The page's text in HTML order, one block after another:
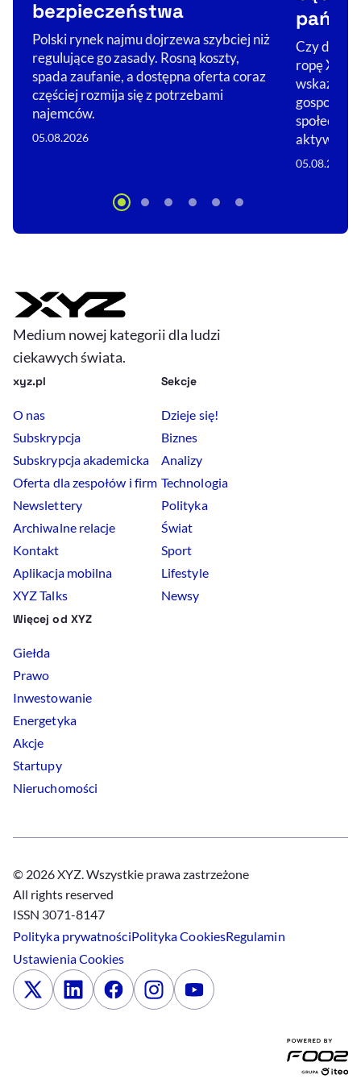
bezpieczeństwa
Polski rynek najmu dojrzewa szybciej niż
regulujące go zasady. Rosną koszty,
spada zaufanie, a dostępna oferta coraz
częściej rozmija się z potrzebami
najemców.
05.08.2026
Czy
ropę XXI
aktywne.…
05.08.2026
Medium nowej kategorii dla ludzi
ciekawych świata.
xyz.pl
O nas
Subskrypcja
Subskrypcja akademicka
Oferta dla zespołów i firm
Newslettery
Archiwalne relacje
Kontakt
Aplikacja mobilna
XYZ Talks
Sekcje
Dzieje się!
Biznes
Analizy
Technologia
Polityka
Świat
Sport
Lifestyle
Newsy
Więcej od XYZ
Giełda
Prawo
Inwestowanie
Energetyka
Akcje
Startupy
Nieruchomości
© 2026 XYZ. Wszystkie prawa zastrzeżone
All rights reserved
ISSN 3071-8147
Polityka prywatnościPolitykaCookiesRegulamin
UstawieniaCookies
x LinkedinFacebookInstagramYoutube